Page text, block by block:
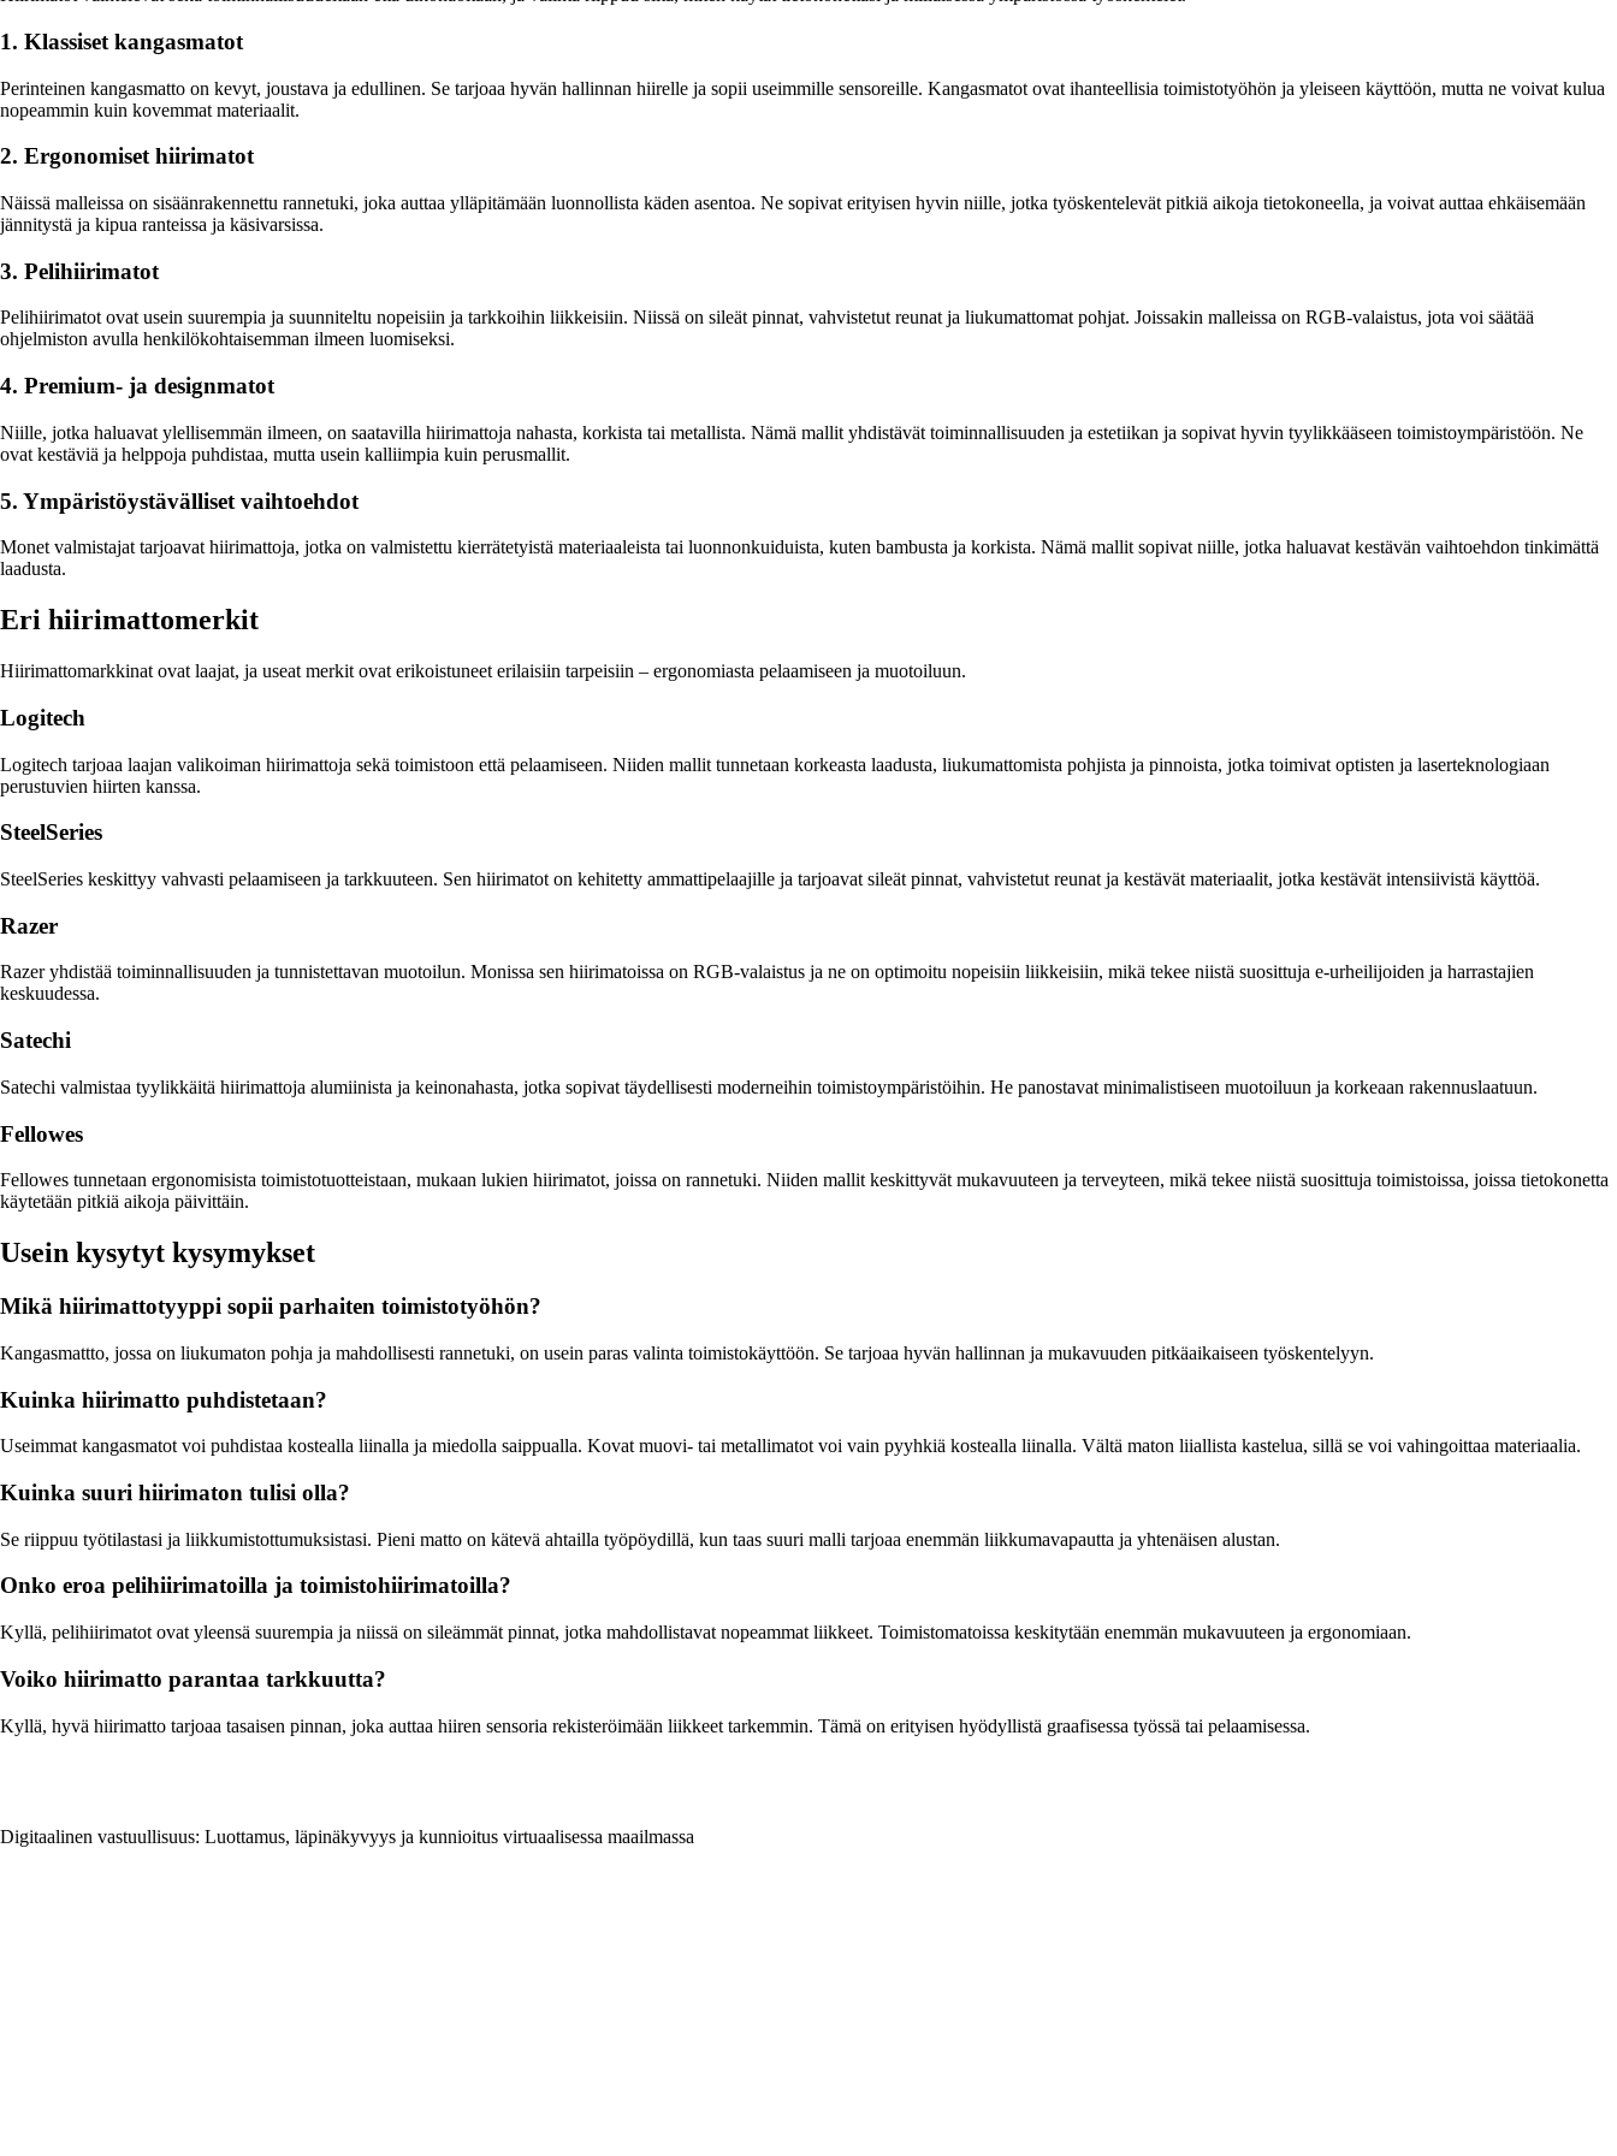
1. Klassiset kangasmatot
Perinteinen kangasmatto on kevyt, joustava ja edullinen. Se tarjoaa hyvän hallinnan hiirelle ja sopii useimmille sensoreille. Kangasmatot ovat ihanteellisia toimistotyöhön ja yleiseen käyttöön, mutta ne voivat kulua
nopeammin kuin kovemmat materiaalit.
2. Ergonomiset hiirimatot
Näissä malleissa on sisäänrakennettu rannetuki, joka auttaa ylläpitämään luonnollista käden asentoa. Ne sopivat erityisen hyvin niille, jotka työskentelevät pitkiä aikoja tietokoneella, ja voivat auttaa ehkäisemään
jännitystä ja kipua ranteissa ja käsivarsissa.
3. Pelihiirimatot
Pelihiirimatot ovat usein suurempia ja suunniteltu nopeisiin ja tarkkoihin liikkeisiin. Niissä on sileät pinnat, vahvistetut reunat ja liukumattomat pohjat. Joissakin malleissa on RGB-valaistus, jota voi säätää
ohjelmiston avulla henkilökohtaisemman ilmeen luomiseksi.
4. Premium- ja designmatot
Niille, jotka haluavat ylellisemmän ilmeen, on saatavilla hiirimattoja nahasta, korkista tai metallista. Nämä mallit yhdistävät toiminnallisuuden ja estetiikan ja sopivat hyvin tyylikkääseen toimistoympäristöön. Ne
ovat kestäviä ja helppoja puhdistaa, mutta usein kalliimpia kuin perusmallit.
5. Ympäristöystävälliset vaihtoehdot
Monet valmistajat tarjoavat hiirimattoja, jotka on valmistettu kierrätetyistä materiaaleista tai luonnonkuiduista, kuten bambusta ja korkista. Nämä mallit sopivat niille, jotka haluavat kestävän vaihtoehdon tinkimättä
laadusta.
Eri hiirimattomerkit
Hiirimattomarkkinat ovat laajat, ja useat merkit ovat erikoistuneet erilaisiin tarpeisiin – ergonomiasta pelaamiseen ja muotoiluun.
Logitech
Logitech tarjoaa laajan valikoiman hiirimattoja sekä toimistoon että pelaamiseen. Niiden mallit tunnetaan korkeasta laadusta, liukumattomista pohjista ja pinnoista, jotka toimivat optisten ja laserteknologiaan
perustuvien hiirten kanssa.
SteelSeries
SteelSeries keskittyy vahvasti pelaamiseen ja tarkkuuteen. Sen hiirimatot on kehitetty ammattipelaajille ja tarjoavat sileät pinnat, vahvistetut reunat ja kestävät materiaalit, jotka kestävät intensiivistä käyttöä.
Razer
Razer yhdistää toiminnallisuuden ja tunnistettavan muotoilun. Monissa sen hiirimatoissa on RGB-valaistus ja ne on optimoitu nopeisiin liikkeisiin, mikä tekee niistä suosittuja e-urheilijoiden ja harrastajien
keskuudessa.
Satechi
Satechi valmistaa tyylikkäitä hiirimattoja alumiinista ja keinonahasta, jotka sopivat täydellisesti moderneihin toimistoympäristöihin. He panostavat minimalistiseen muotoiluun ja korkeaan rakennuslaatuun.
Fellowes
Fellowes tunnetaan ergonomisista toimistotuotteistaan, mukaan lukien hiirimatot, joissa on rannetuki. Niiden mallit keskittyvät mukavuuteen ja terveyteen, mikä tekee niistä suosittuja toimistoissa, joissa tietokonetta
käytetään pitkiä aikoja päivittäin.
Usein kysytyt kysymykset
Mikä hiirimattotyyppi sopii parhaiten toimistotyöhön?
Kangasmattto, jossa on liukumaton pohja ja mahdollisesti rannetuki, on usein paras valinta toimistokäyttöön. Se tarjoaa hyvän hallinnan ja mukavuuden pitkäaikaiseen työskentelyyn.
Kuinka hiirimatto puhdistetaan?
Useimmat kangasmatot voi puhdistaa kostealla liinalla ja miedolla saippualla. Kovat muovi- tai metallimatot voi vain pyyhkiä kostealla liinalla. Vältä maton liiallista kastelua, sillä se voi vahingoittaa materiaalia.
Kuinka suuri hiirimaton tulisi olla?
Se riippuu työtilastasi ja liikkumistottumuksistasi. Pieni matto on kätevä ahtailla työpöydillä, kun taas suuri malli tarjoaa enemmän liikkumavapautta ja yhtenäisen alustan.
Onko eroa pelihiirimatoilla ja toimistohiirimatoilla?
Kyllä, pelihiirimatot ovat yleensä suurempia ja niissä on sileämmät pinnat, jotka mahdollistavat nopeammat liikkeet. Toimistomatoissa keskitytään enemmän mukavuuteen ja ergonomiaan.
Voiko hiirimatto parantaa tarkkuutta?
Kyllä, hyvä hiirimatto tarjoaa tasaisen pinnan, joka auttaa hiiren sensoria rekisteröimään liikkeet tarkemmin. Tämä on erityisen hyödyllistä graafisessa työssä tai pelaamisessa.
Digitaalinen vastuullisuus: Luottamus, läpinäkyvyys ja kunnioitus virtuaalisessa maailmassa